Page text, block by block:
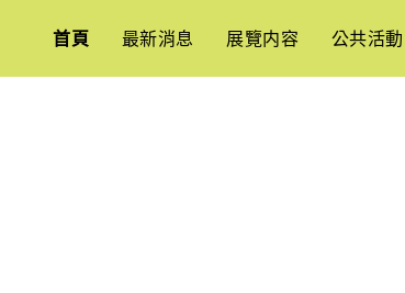
首頁 最新消息 展覽内容 公共活動